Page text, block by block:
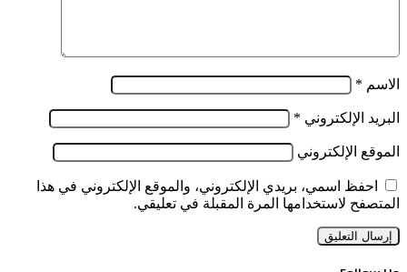
الاسم *
البريد الإلكتروني *
الموقع الإلكتروني
احفظ اسمي، بريدي الإلكتروني، والموقع الإلكتروني في هذا
المتصفح لاستخدامها المرة المقبلة في تعليقي.